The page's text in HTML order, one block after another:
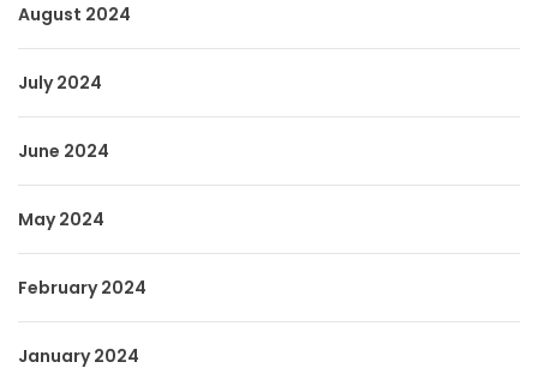
August 2024
July 2024
June 2024
May 2024
February 2024
January 2024